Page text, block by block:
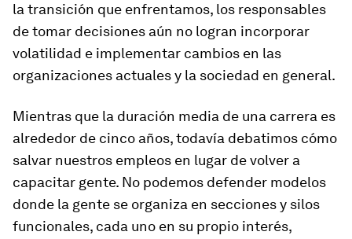
la transición que enfrentamos, los responsables
de tomar decisiones aún no logran incorporar
volatilidad e implementar cambios en las
organizaciones actuales y la sociedad en general.
Mientras que la duración media de una carrera es
alrededor de cinco años, todavía debatimos cómo
salvar nuestros empleos en lugar de volver a
capacitar gente. No podemos defender modelos
donde la gente se organiza en secciones y silos
funcionales, cada uno en su propio interés,